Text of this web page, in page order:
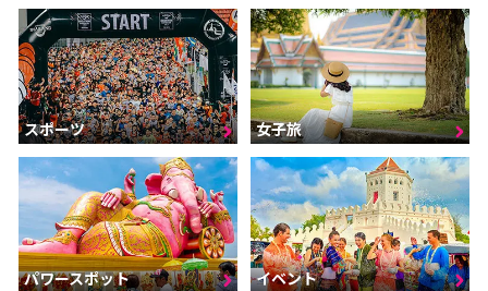
スポーツ 女子旅
パワースポット イベント